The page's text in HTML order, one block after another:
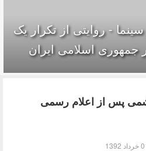
- روایتی از تکرار یک
جمهوری اسلامی ایران
پس از اعلام رسمی